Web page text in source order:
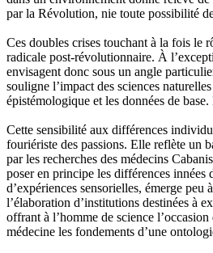
par la Révolution, nie toute possibilité
Ces doubles crises touchant à la fois le
radicale post-révolutionnaire. À
envisagent donc sous un angle
souligne l’impact des sciences
épistémologique et les données de
Cette sensibilité aux différences
fouriériste des passions. Elle reflète un
par les recherches des médecins
poser en principe les différences innées
d’expériences sensorielles, émerge
l’élaboration d’institutions destinées à
offrant à l’homme de science
médecine les fondements d’une